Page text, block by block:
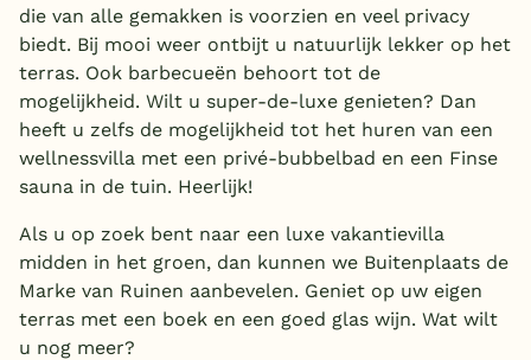
die van alle gemakken is voorzien en veel privacy
biedt. Bij mooi weer ontbijt u natuurlijk lekker op het
terras. Ook barbecueën behoort tot de
mogelijkheid. Wilt u super-de-luxe genieten? Dan
heeft u zelfs de mogelijkheid tot het huren van een
wellnessvilla met een privé-bubbelbad en een Finse
sauna in de tuin. Heerlijk!
Als u op zoek bent naar een luxe vakantievilla
midden in het groen, dan kunnen we Buitenplaats de
Marke van Ruinen aanbevelen. Geniet op uw eigen
terras met een boek en een goed glas wijn. Wat wilt
u nog meer?